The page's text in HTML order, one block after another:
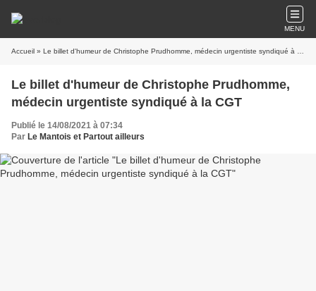
MENU
Accueil » Le billet d'humeur de Christophe Prudhomme, médecin urgentiste syndiqué à la CGT
Le billet d'humeur de Christophe Prudhomme,
médecin urgentiste syndiqué à la CGT
Publié le 14/08/2021 à 07:34
Par Le Mantois et Partout ailleurs